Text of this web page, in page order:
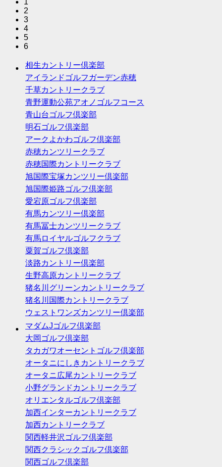
1
2
3
4
5
6
相生カントリー倶楽部
アイランドゴルフガーデン赤穂
千草カントリークラブ
青野運動公苑アオノゴルフコース
青山台ゴルフ倶楽部
明石ゴルフ倶楽部
アークよかわゴルフ倶楽部
赤穂カンツリークラブ
赤穂国際カントリークラブ
旭国際宝塚カンツリー倶楽部
旭国際姫路ゴルフ倶楽部
愛宕原ゴルフ倶楽部
有馬カンツリー倶楽部
有馬冨士カンツリークラブ
有馬ロイヤルゴルフクラブ
粟賀ゴルフ倶楽部
淡路カントリー倶楽部
生野高原カントリークラブ
猪名川グリーンカントリークラブ
猪名川国際カントリークラブ
ウェストワンズカンツリー倶楽部
マダムJゴルフ倶楽部
大岡ゴルフ倶楽部
タカガワオーセントゴルフ倶楽部
オータニにしきカントリークラブ
オータニ広尾カントリークラブ
小野グランドカントリークラブ
オリエンタルゴルフ倶楽部
加西インターカントリークラブ
加西カントリークラブ
関西軽井沢ゴルフ倶楽部
関西クラシックゴルフ倶楽部
関西ゴルフ倶楽部